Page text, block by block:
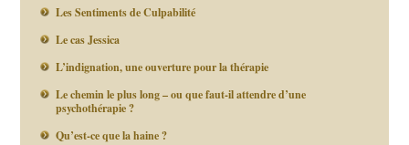
Les Sentiments de Culpabilité
Le cas Jessica
L’indignation, une ouverture pour la thérapie
Le chemin le plus long – ou que faut-il attendre d’une
psychothérapie ?
Qu’est-ce que la haine ?